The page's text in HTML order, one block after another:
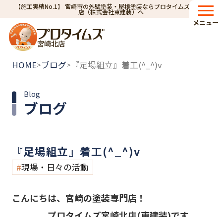
【施工実績No.1】 宮崎市の外壁塗装・屋根塗装ならプロタイムズ宮崎北
店（株式会社東建装）へ
宮崎北店
メニュー
HOME>ブログ> 『足場組立』着工(^_^)v
ブログ
Blog
『足場組立』着工(^_^)v
現場・日々の活動
こんにちは、宮崎の塗装専門店！